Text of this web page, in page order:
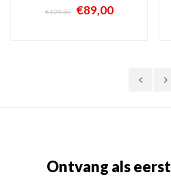
beschermingstechniek. Deze
veilige, goed ventilerende, Inmold
€129,95 €89,00
Ontvang als